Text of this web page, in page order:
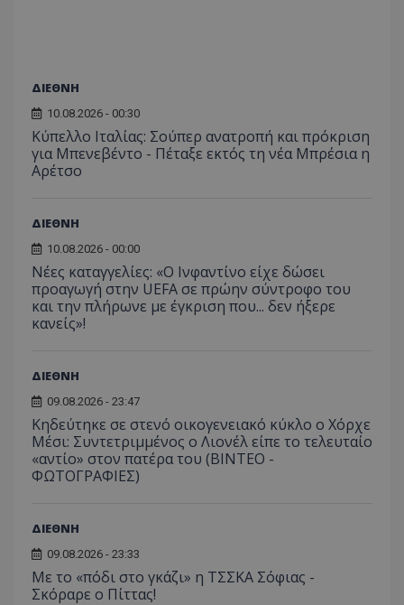
ΔΙΕΘΝΗ
10.08.2026 - 00:30
Κύπελλο Ιταλίας: Σούπερ ανατροπή και πρόκριση
για Μπενεβέντο - Πέταξε εκτός τη νέα Μπρέσια η
Αρέτσο
ΔΙΕΘΝΗ
10.08.2026 - 00:00
Νέες καταγγελίες: «Ο Ινφαντίνο είχε δώσει
προαγωγή στην UEFA σε πρώην σύντροφο του
και την πλήρωνε με έγκριση που... δεν ήξερε
κανείς»!
ΔΙΕΘΝΗ
09.08.2026 - 23:47
Κηδεύτηκε σε στενό οικογενειακό κύκλο ο Χόρχε
Μέσι: Συντετριμμένος ο Λιονέλ είπε το τελευταίο
«αντίο» στον πατέρα του (ΒΙΝΤΕΟ -
ΦΩΤΟΓΡΑΦΙΕΣ)
ΔΙΕΘΝΗ
09.08.2026 - 23:33
Με το «πόδι στο γκάζι» η ΤΣΣΚΑ Σόφιας -
Σκόραρε ο Πίττας!